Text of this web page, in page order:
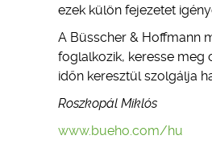
ezek külön fejezetet
A Büsscher & Hoffmann
foglalkozik, keresse meg
időn keresztül szolgálja
Roszkopál Miklós
www.bueho.com/hu